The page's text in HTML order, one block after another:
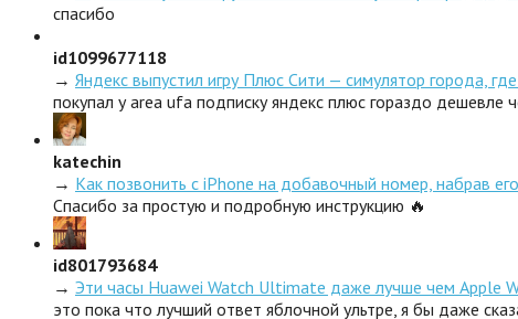
спасибо
id1099677118
→ Яндекс выпустил игру Плюс Сити — симулятор города,
покупал у area ufa подписку яндекс плюс гораздо
katechin
→ Как позвонить с iPhone на добавочный номер, набрав
Спасибо за простую и подробную инструкцию 🔥
id801793684
→ Эти часы Huawei Watch Ultimate даже лучше чем Apple
это пока что лучший ответ яблочной ультре, я бы даже